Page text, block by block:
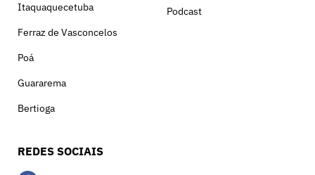
Itaquaquecetuba
Ferraz de Vasconcelos
Poá
Guararema
Bertioga
Podcast
REDES SOCIAIS